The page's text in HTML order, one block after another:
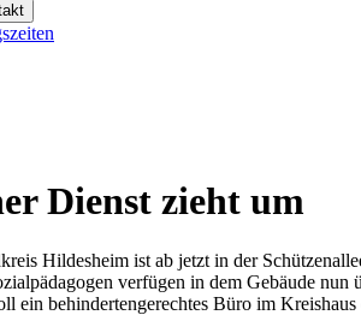
Dienst zieht um
Hildesheim ist ab jetzt in der
verfügen in dem Gebäude
ein behindertengerechtes Büro im